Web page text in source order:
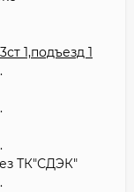
1,подъезд 1
ТК"СДЭК"